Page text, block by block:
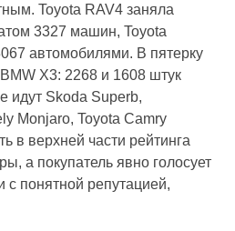
Toyota RAV4 заняла
3327 машин, Toyota
автомобилями. В пятерку
X3: 2268 и 1608 штук
идут Skoda Superb,
Monjaro, Toyota Camry
в верхней части рейтинга
а покупатель явно голосует
понятной репутацией,